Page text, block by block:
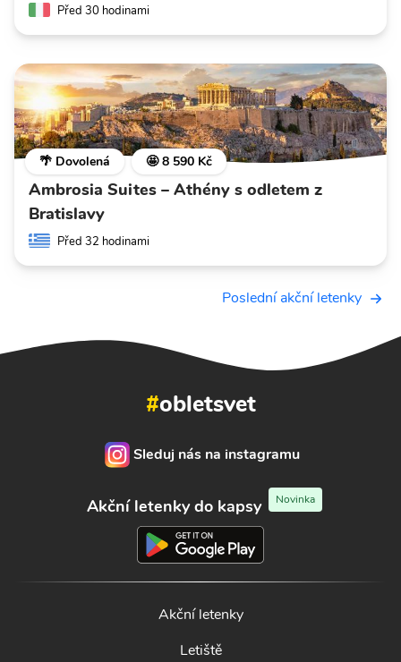
Před 30 hodinami
🌴 Dovolená 🤩 8 590 Kč
Ambrosia Suites – Athény s odletem z
Bratislavy
Před 32 hodinami
Poslední akční letenky
#obletsvet
Sleduj nás na instagramu
Akční letenky do kapsy Novinka
Akční letenky
Letiště